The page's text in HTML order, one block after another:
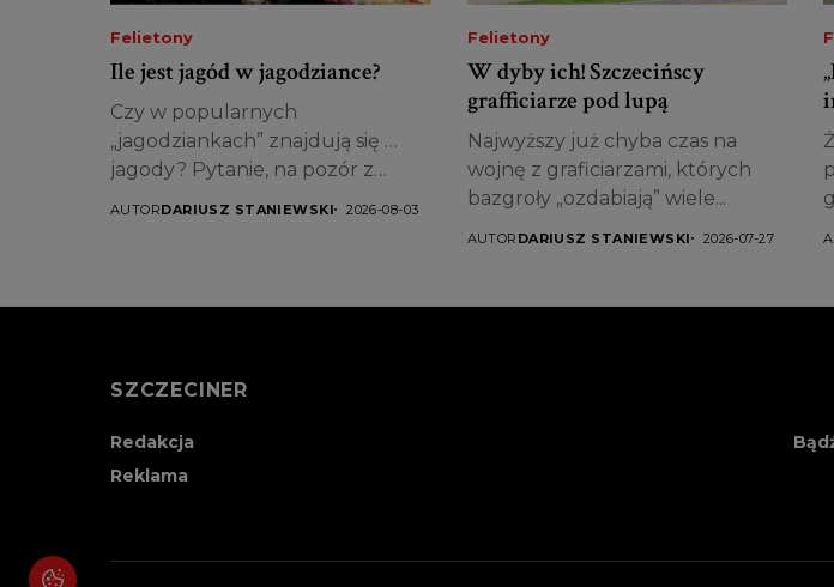
Felietony
Ile jest jagód w jagodziance?
Czy w popularnych
„jagodziankach” znajdują się …
jagody? Pytanie, na pozór z
AUTORDARIUSZ STANIEWSKI 2026-08-03
Felietony
W dyby ich! Szczecińscy
grafficiarze pod lupą
Najwyższy już chyba czas na
wojnę z graficiarzami, których
bazgroły „ozdabiają” wiele...
AUTOR DARIUSZ STANIEWSKI 2026-07-27
SZCZECINER
Redakcja
Reklama